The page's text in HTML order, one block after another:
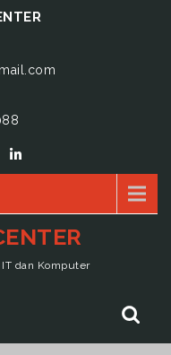
dan Komputer